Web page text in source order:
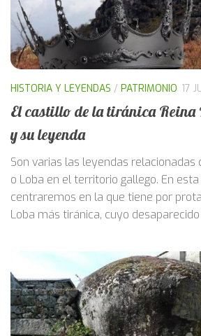
HISTORIA Y LEYENDAS / PATRIMONIO 17
El castillo de la tiránica Reina
y su leyenda
Son varias las leyendas relacionadas
o Loba en el territorio gallego. En
centraremos en la que tiene por
Loba más tiránica, cuyo desaparecido